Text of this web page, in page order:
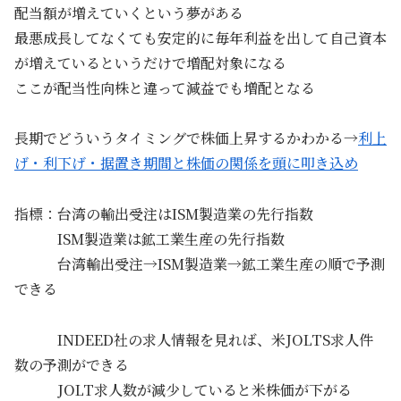
配当額が増えていくという夢がある
最悪成長してなくても安定的に毎年利益を出して自己資本
が増えているというだけで増配対象になる
ここが配当性向株と違って減益でも増配となる
長期でどういうタイミングで株価上昇するかわかる→利上
げ・利下げ・据置き期間と株価の関係を頭に叩き込め
指標：台湾の輸出受注はISM製造業の先行指数
ISM製造業は鉱工業生産の先行指数
台湾輸出受注→ISM製造業→鉱工業生産の順で予測
できる
INDEED社の求人情報を見れば、米JOLTS求人件
数の予測ができる
JOLT求人数が減少していると米株価が下がる